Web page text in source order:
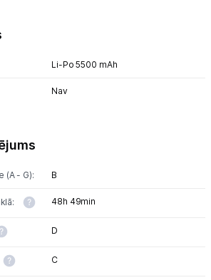
Li-Po 5500 mAh
Nav
(A - G): B
48h 49min
D
C